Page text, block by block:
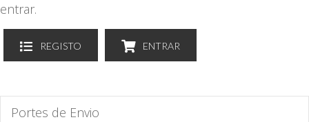
entrar.
REGISTO ENTRAR
Portes de Envio